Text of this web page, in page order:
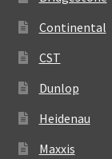
Continental
CST
Dunlop
Heidenau
Maxxis